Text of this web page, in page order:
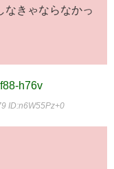
なきゃならなかっ
h76v
ID:n6W55Pz+0